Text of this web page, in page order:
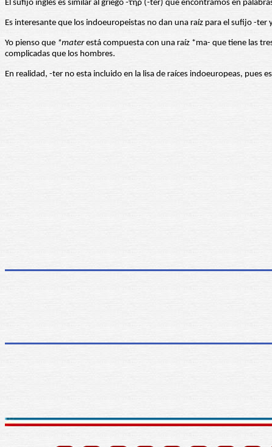
El sufijo inglés es similar al griego -τηρ (-ter) que encontramos en
Es interesante que los indoeuropeistas no dan una raíz para el sufijo -ter
Yo pienso que *materestá compuesta con una raíz *ma- que tiene las
complicadas que los hombres.
En realidad, -ter no esta incluido en la lisa de raíces indoeuropeas, pues